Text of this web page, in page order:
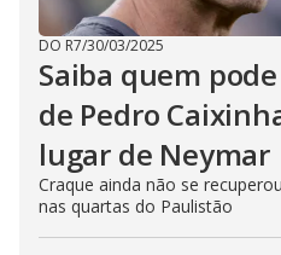
DO R7/30/03/2025
Saiba quem
de Pedro
lugar de Neymar
Craque ainda não se
nas quartas do Paulistão